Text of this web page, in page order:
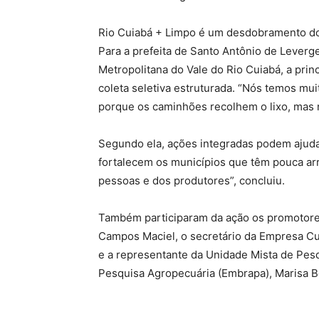
Rio Cuiabá + Limpo é um desdobramento
Para a prefeita de Santo Antônio de
Metropolitana do Vale do Rio Cuiabá, a
coleta seletiva estruturada. “Nós temos
porque os caminhões recolhem o lixo,
Segundo ela, ações integradas podem
fortalecem os municípios que têm pouca
pessoas e dos produtores”, concluiu.
Também participaram da ação os
Campos Maciel, o secretário da Empresa
e a representante da Unidade Mista de
Pesquisa Agropecuária (Embrapa), Marisa